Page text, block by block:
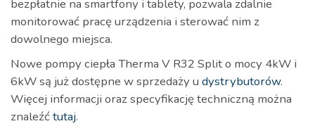
bezpłatnie na smartfony i tablety, pozwala zdalnie
monitorować pracę urządzenia i sterować nim z
dowolnego miejsca.
Nowe pompy ciepła Therma V R32 Split o mocy 4kW i
6kW są już dostępne w sprzedaży u dystrybutorów.
Więcej informacji oraz specyfikację techniczną można
znaleźćtutaj.